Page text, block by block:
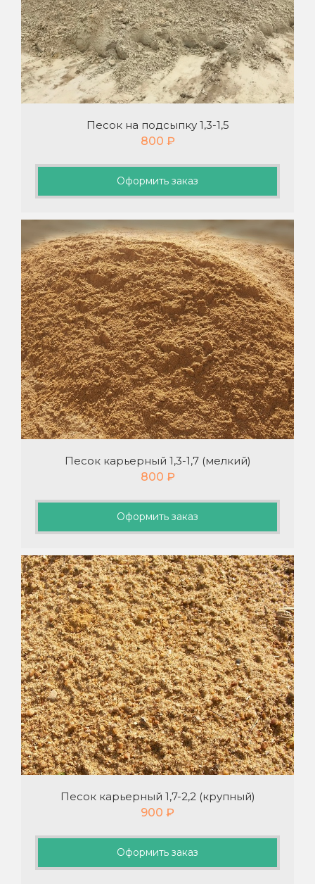
Песок на подсыпку 1,3-1,5
800 ₽
Оформить заказ
Песок карьерный 1,3-1,7 (мелкий)
800 ₽
Оформить заказ
Песок карьерный 1,7-2,2 (крупный)
900 ₽
Оформить заказ